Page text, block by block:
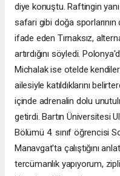
diye konuştu. Raftingin
safari gibi doğa
ifade eden Tırnaksız,
artırdığını söyledi.
Michalak ise otelde
ailesiyle katıldıklarını
içinde adrenalin dolu
getirdi. Bartın Üniversitesi
Bölümü 4. sınıf öğrencisi
Manavgat'ta çalıştığını
tercümanlık yapıyorum,